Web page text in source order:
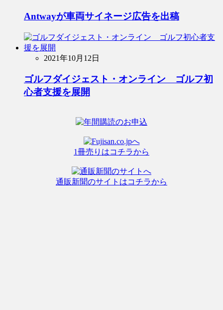
Antwayが車両サイネージ広告を出稿
2021年10月12日
ゴルフダイジェスト・オンライン ゴルフ初
心者支援を展開
1冊売りはコチラから
通販新聞のサイトはコチラから